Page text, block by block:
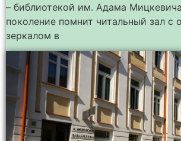
– библиотекой им. Адама
поколение помнит читальный зал с
зеркалом в